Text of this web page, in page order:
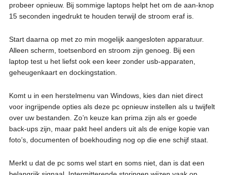
probeer opnieuw. Bij sommige laptops helpt het om de aan-knop
15 seconden ingedrukt te houden terwijl de stroom eraf is.
Start daarna op met zo min mogelijk aangesloten apparatuur.
Alleen scherm, toetsenbord en stroom zijn genoeg. Bij een
laptop test u het liefst ook een keer zonder usb-apparaten,
geheugenkaart en dockingstation.
Komt u in een herstelmenu van Windows, kies dan niet direct
voor ingrijpende opties als deze pc opnieuw instellen als u twijfelt
over uw bestanden. Zo’n keuze kan prima zijn als er goede
back-ups zijn, maar pakt heel anders uit als de enige kopie van
foto’s, documenten of boekhouding nog op die ene schijf staat.
Merkt u dat de pc soms wel start en soms niet, dan is dat een